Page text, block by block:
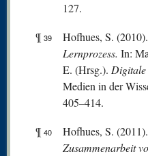
127.
¶ 39 Hofhues, S. (2010).
Lernprozess. In:
E. (Hrsg.). Digitale
Medien in der
405–414.
¶ 40 Hofhues, S. (2011).
Zusammenarbeit